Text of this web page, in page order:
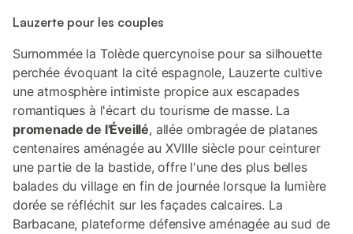
Lauzerte pour les couples
Surnommée la Tolède quercynoise pour sa silhouette
perchée évoquant la cité espagnole, Lauzerte cultive
une atmosphère intimiste propice aux escapades
romantiques à l'écart du tourisme de masse. La
promenade de l'Éveillé, allée ombragée de platanes
centenaires aménagée au XVIIIe siècle pour ceinturer
une partie de la bastide, offre l'une des plus belles
balades du village en fin de journée lorsque la lumière
dorée se réfléchit sur les façades calcaires. La
Barbacane, plateforme défensive aménagée au sud de